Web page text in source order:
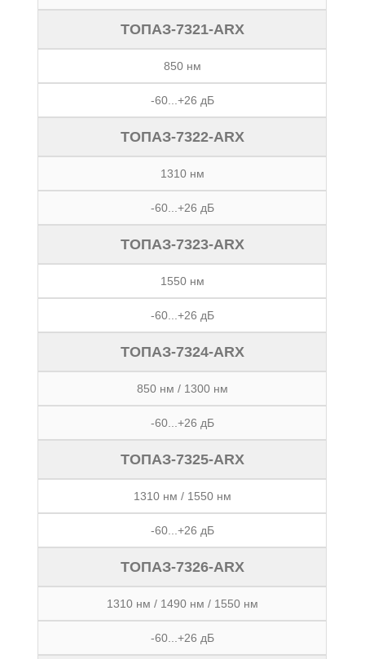
ТОПАЗ-7321-ARX
850 нм
-60...+26 дБ
ТОПАЗ-7322-ARX
1310 нм
-60...+26 дБ
ТОПАЗ-7323-ARX
1550 нм
-60...+26 дБ
ТОПАЗ-7324-ARX
850 нм / 1300 нм
-60...+26 дБ
ТОПАЗ-7325-ARX
1310 нм / 1550 нм
-60...+26 дБ
ТОПАЗ-7326-ARX
1310 нм / 1490 нм / 1550 нм
-60...+26 дБ